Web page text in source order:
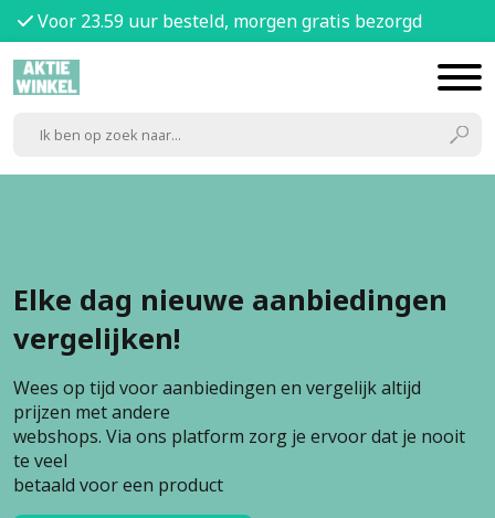
Voor 23.59 uur besteld, morgen gratis bezorgd
Elke dag nieuwe aanbiedingen
vergelijken!
Wees op tijd voor aanbiedingen en vergelijk altijd
prijzen met andere
webshops. Via ons platform zorg je ervoor dat je nooit
te veel
betaald voor een product